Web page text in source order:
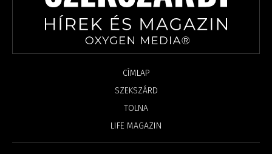
CÍMLAP
SZEKSZÁRD
TOLNA
LIFE MAGAZIN